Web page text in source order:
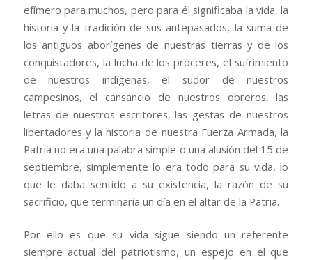
efímero para muchos, pero para él significaba la vida, la
historia y la tradición de sus antepasados, la suma de
los antiguos aborígenes de nuestras tierras y de los
conquistadores, la lucha de los próceres, el sufrimiento
de nuestros indígenas, el sudor de nuestros
campesinos, el cansancio de nuestros obreros, las
letras de nuestros escritores, las gestas de nuestros
libertadores y la historia de nuestra Fuerza Armada, la
Patria no era una palabra simple o una alusión del 15 de
septiembre, simplemente lo era todo para su vida, lo
que le daba sentido a su existencia, la razón de su
sacrificio, que terminaría un día en el altar de la Patria.
Por ello es que su vida sigue siendo un referente
siempre actual del patriotismo, un espejo en el que